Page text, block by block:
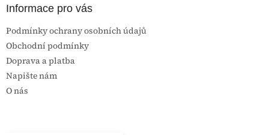
Informace pro vás
Podmínky ochrany osobních údajů
Obchodní podmínky
Doprava a platba
Napište nám
O nás